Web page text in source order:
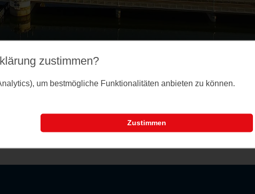
Sie dem Merkzettel Veranstaltungen hinzufügen.
zustimmen?
um bestmögliche Funktionalitäten anbieten zu können.
Zustimmen